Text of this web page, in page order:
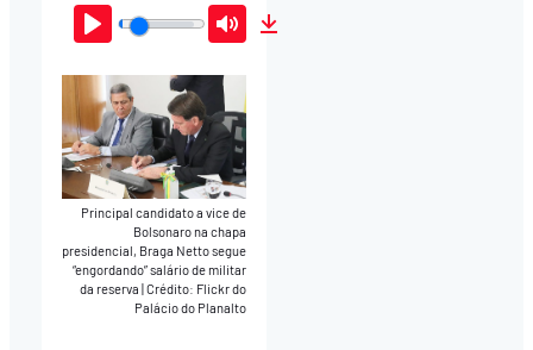
Play Mute
Principal candidato a vice de
Bolsonaro na chapa
presidencial, Braga Netto segue
“engordando” salário de militar
da reserva|Crédito: Flickr do
Palácio do Planalto